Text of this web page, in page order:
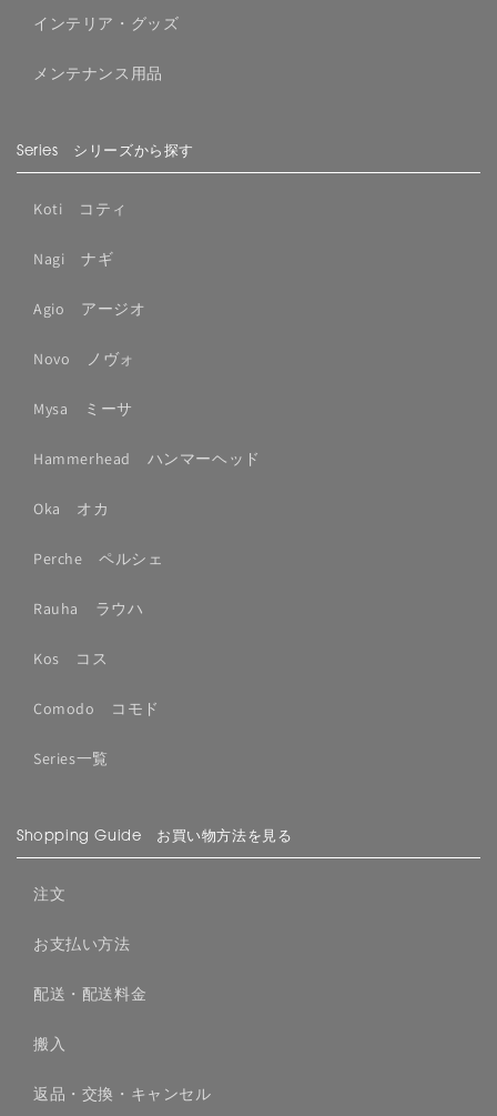
インテリア・グッズ
メンテナンス用品
Series シリーズから探す
Koti コティ
Nagi ナギ
Agio アージオ
Novo ノヴォ
Mysa ミーサ
Hammerhead ハンマーヘッド
Oka オカ
Perche ペルシェ
Rauha ラウハ
Kos コス
Comodo コモド
Series一覧
Shopping Guide お買い物方法を見る
注文
お支払い方法
配送・配送料金
搬入
返品・交換・キャンセル